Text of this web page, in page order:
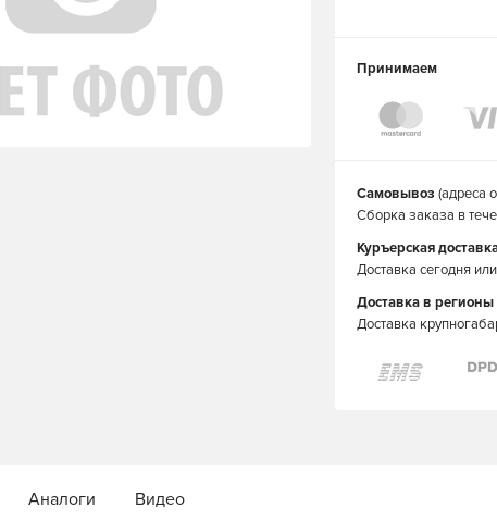
Принимаем
Самовывоз (адреса
Сборка заказа в
Куръерская
Доставка сегодня
Доставка в регионы
Доставка
Аналоги Видео